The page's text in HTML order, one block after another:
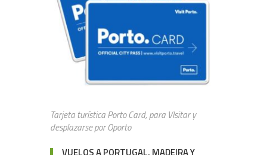
Tarjeta turística Porto Card, para VIsitar y
desplazarse por Oporto